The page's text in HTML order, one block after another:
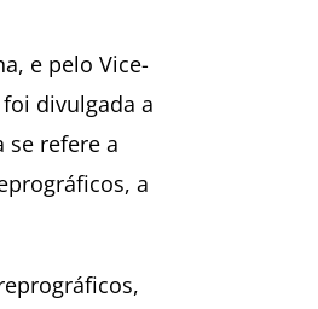
e pelo Vice-
divulgada a
se refere a
a